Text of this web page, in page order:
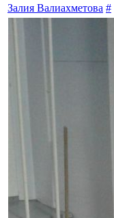
Залия Валиахметова #